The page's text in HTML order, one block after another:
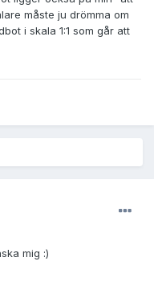
måste ju drömma om
i skala 1:1 som går att
mig :)